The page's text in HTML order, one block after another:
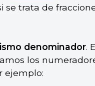
trata de
denominador.
los
ejemplo: